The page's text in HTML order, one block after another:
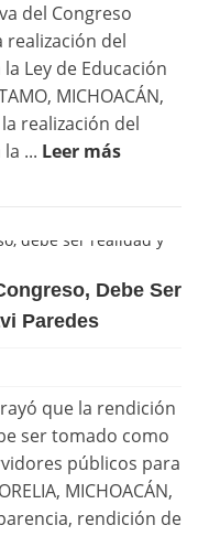
del Congreso
del
Ley de Educación
MICHOACÁN,
la realización del
... Leer más
Debe Ser
Paredes
que la rendición
ser tomado como
públicos para
MICHOACÁN,
rendición de